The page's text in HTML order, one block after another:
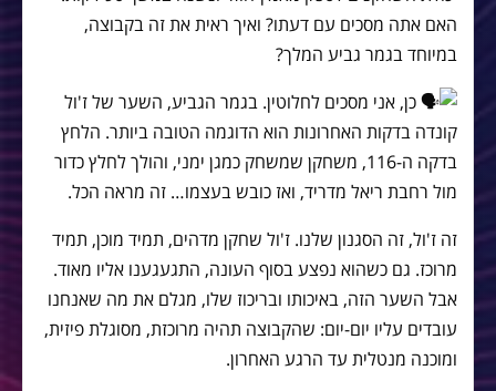
האם אתה מסכים עם דעתו? ואיך ראית את זה בקבוצה,
במיוחד בגמר גביע המלך?
כן, אני מסכים לחלוטין. בגמר הגביע, השער של ז'ול
קונדה בדקות האחרונות הוא הדוגמה הטובה ביותר. הלחץ
בדקה ה-116, משחקן שמשחק כמגן ימני, והולך לחלץ כדור
מול רחבת ריאל מדריד, ואז כובש בעצמו… זה מראה הכל.
זה ז'ול, זה הסגנון שלנו. ז'ול שחקן מדהים, תמיד מוכן, תמיד
מרוכז. גם כשהוא נפצע בסוף העונה, התגעגענו אליו מאוד.
אבל השער הזה, באיכותו ובריכוז שלו, מגלם את מה שאנחנו
עובדים עליו יום-יום: שהקבוצה תהיה מרוכזת, מסוגלת פיזית,
ומוכנה מנטלית עד הרגע האחרון.